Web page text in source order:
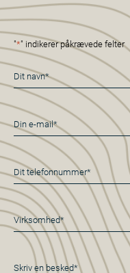
"*" indikerer påkrævede felter
Navn
*
E-
mail
*
Telefon
*
Virksomhed*
*
Besked